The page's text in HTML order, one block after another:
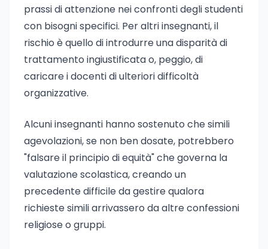
prassi di attenzione nei confronti degli studenti
con bisogni specifici. Per altri insegnanti, il
rischio è quello di introdurre una disparità di
trattamento ingiustificata o, peggio, di
caricare i docenti di ulteriori difficoltà
organizzative.
Alcuni insegnanti hanno sostenuto che simili
agevolazioni, se non ben dosate, potrebbero
"falsare il principio di equità" che governa la
valutazione scolastica, creando un
precedente difficile da gestire qualora
richieste simili arrivassero da altre confessioni
religiose o gruppi.